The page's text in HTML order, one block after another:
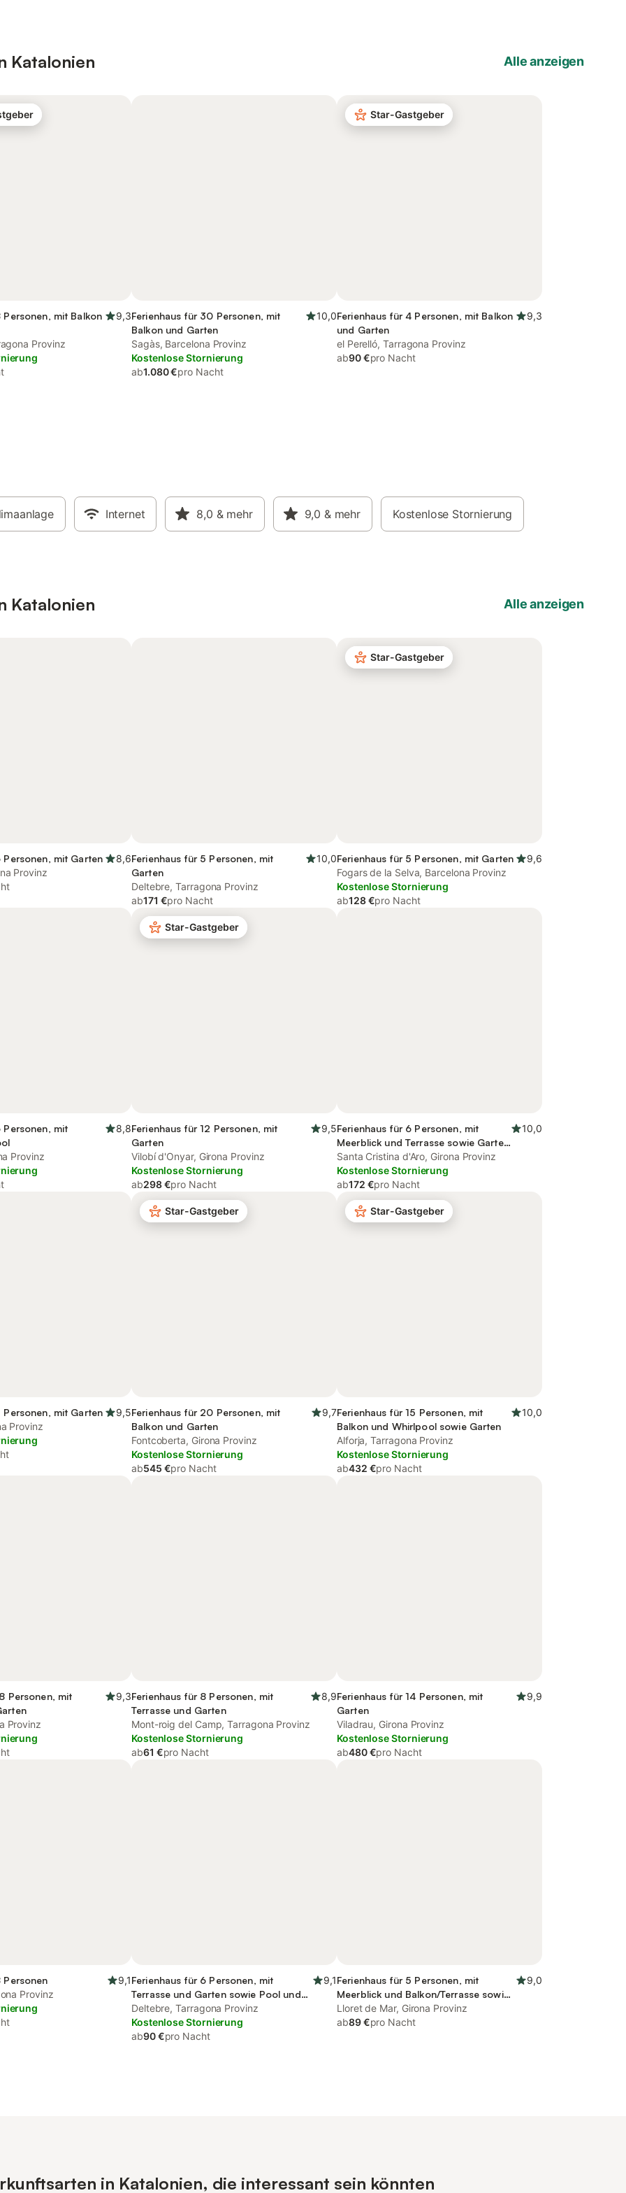
Katalonien Alle anzeigen
Personen, mit Balkon 9,3
Provinz
Ferienhaus für 30 Personen, mit
Balkon und Garten
10,0
Sagàs, Barcelona Provinz
Kostenlose Stornierung
ab1.080 €pro Nacht
Star-Gastgeber
Ferienhaus für 4 Personen, mit Balkon
und Garten
9,3
el Perelló, Tarragona Provinz
ab90 €pro Nacht
Internet 8,0 & mehr 9,0 & mehr Kostenlose Stornierung
Katalonien Alle anzeigen
Personen, mit Garten
8,6
Provinz
Ferienhaus für 5 Personen, mit
Garten
10,0
Deltebre, Tarragona Provinz
ab171 €pro Nacht
Star-Gastgeber
Ferienhaus für 5 Personen, mit Garten
9,6
Fogars de la Selva, Barcelona Provinz
Kostenlose Stornierung
ab128 €pro Nacht
Personen, mit
8,8
Provinz
Star-Gastgeber
Ferienhaus für 12 Personen, mit
Garten
9,5
Vilobí d'Onyar, Girona Provinz
Kostenlose Stornierung
ab298 €pro Nacht
Ferienhaus für 6 Personen, mit
Meerblick und Terrasse sowie Garten
und Pool
10,0
Santa Cristina d'Aro, Girona Provinz
Kostenlose Stornierung
ab172 €pro Nacht
Personen, mit Garten
9,5
Provinz
Star-Gastgeber
Ferienhaus für 20 Personen, mit
Balkon und Garten
9,7
Fontcoberta, Girona Provinz
Kostenlose Stornierung
ab545 €pro Nacht
Star-Gastgeber
Ferienhaus für 15 Personen, mit
Balkon und Whirlpool sowie Garten
10,0
Alforja, Tarragona Provinz
Kostenlose Stornierung
ab432 €pro Nacht
Personen, mit
9,3
Provinz
Ferienhaus für 8 Personen, mit
Terrasse und Garten
8,9
Mont-roig del Camp, Tarragona Provinz
Kostenlose Stornierung
ab61 €pro Nacht
Ferienhaus für 14 Personen, mit
Garten
9,9
Viladrau, Girona Provinz
Kostenlose Stornierung
ab480 €pro Nacht
Personen
9,1
Provinz
Ferienhaus für 6 Personen, mit
Terrasse und Garten sowie Pool und
Ausblick
9,1
Deltebre, Tarragona Provinz
Kostenlose Stornierung
ab90 €pro Nacht
Ferienhaus für 5 Personen, mit
Meerblick und Balkon/Terrasse sowie
Pool
9,0
Lloret de Mar, Girona Provinz
ab89 €pro Nacht
in Katalonien, die interessant sein könnten